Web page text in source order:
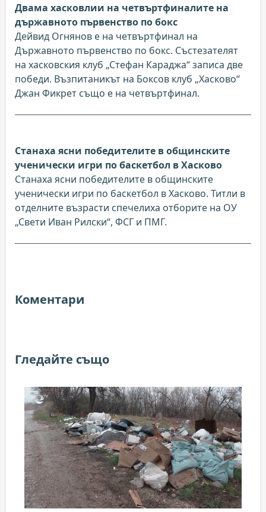
Двама хасковлии на четвъртфиналите на
държавното първенство по бокс
Дейвид Огнянов е на четвъртфинал на
Държавното първенство по бокс. Състезателят
на хасковския клуб „Стефан Караджа“ записа две
победи. Възпитаникът на Боксов клуб „Хасково“
Джан Фикрет също е на четвъртфинал.
Станаха ясни победителите в общинските
ученически игри по баскетбол в Хасково
Станаха ясни победителите в общинските
ученически игри по баскетбол в Хасково. Титли в
отделните възрасти спечелиха отборите на ОУ
„Свети Иван Рилски“, ФСГ и ПМГ.
Коментари
Гледайте също